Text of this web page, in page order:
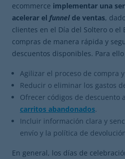
ecommerce implementar una
acelerar el funnelde ventas,
clientes en el Día del Soltero o el
compras de manera rápida y
descuentos disponibles. Para
Agilizar el proceso de compra
Reducir o eliminar los gastos
Ofrecer códigos de descuento
carritos abandonados.
Incluir información clara y
envío y la política de
En general, los días de